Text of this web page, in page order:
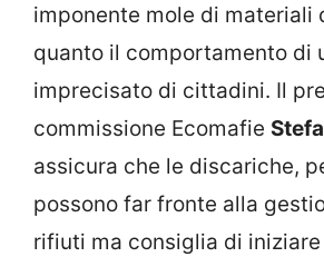
imponente mole di materiali
quanto il comportamento di
imprecisato di cittadini. Il
commissione Ecomafie
assicura che le discariche,
possono far fronte alla
rifiuti ma consiglia di iniziare